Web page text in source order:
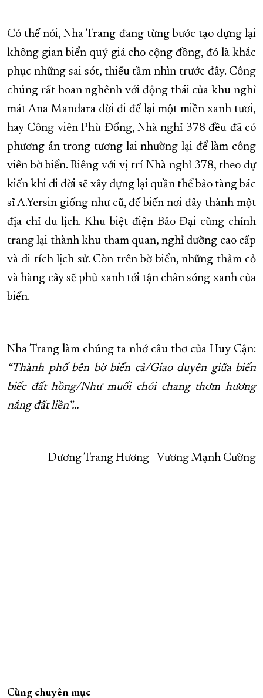
Có thể nói, Nha Trang đang từng bước tạo dựng lại
không gian biển quý giá cho cộng đồng, đó là khắc
phục những sai sót, thiếu tầm nhìn trước đây. Công
chúng rất hoan nghênh với động thái của khu nghỉ
mát Ana Mandara dời đi để lại một miền xanh tươi,
hay Công viên Phù Đổng, Nhà nghỉ 378 đều đã có
phương án trong tương lai nhường lại để làm công
viên bờ biển. Riêng với vị trí Nhà nghỉ 378, theo dự
kiến khi di dời sẽ xây dựng lại quần thể bảo tàng bác
sĩ A.Yersin giống như cũ, để biến nơi đây thành một
địa chỉ du lịch. Khu biệt điện Bảo Đại cũng chỉnh
trang lại thành khu tham quan, nghỉ dưỡng cao cấp
và di tích lịch sử. Còn trên bờ biển, những thảm cỏ
và hàng cây sẽ phủ xanh tới tận chân sóng xanh của
biển.
Nha Trang làm chúng ta nhớ câu thơ của Huy Cận:
“Thành phố bên bờ biển cả/Giao duyên giữa biển
biếc đất hồng/Như muối chói chang thơm hương
nắng đất liền”...
Dương Trang Hương - Vương Mạnh Cường
Cùng chuyên mục